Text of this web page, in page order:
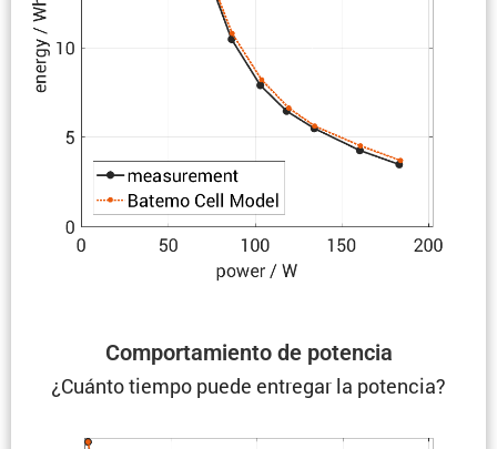
Compor­ta­miento de potencia
¿Cuánto tiempo puede entregar la potencia?